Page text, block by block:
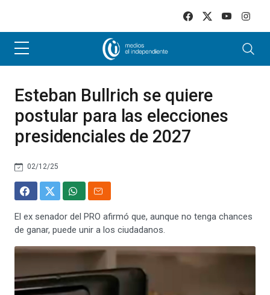
Esteban Bullrich se quiere
postular para las elecciones
presidenciales de 2027
02/12/25
El ex senador del PRO afirmó que, aunque no tenga chances
de ganar, puede unir a los ciudadanos.